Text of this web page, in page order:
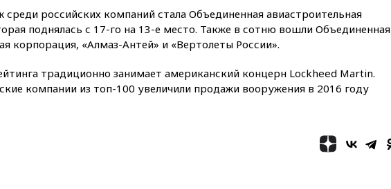
10:54 Президент ФИФА
Джанни Инфантино сумел
сохранить пост
10:38Роскачество нашло
кишечную палочку в бургерах
пяти популярных сетей
основные версии
произошедшего с Cessna-182
российских компаний стала Объединенная авиастроительная
поднялась с 17-го на 13-е место. Также в сотню вошли Объединенная
корпорация, «Алмаз-Антей» и «Вертолеты России».
традиционно занимает американский концерн Lockheed Martin.
компании из топ-100 увеличили продажи вооружения в 2016 году